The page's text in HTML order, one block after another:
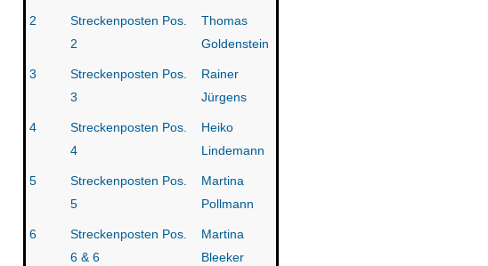
2
Streckenposten Pos.
2
Thomas
Goldenstein
3
Streckenposten Pos.
3
Rainer
Jürgens
4
Streckenposten Pos.
4
Heiko
Lindemann
5
Streckenposten Pos.
5
Martina
Pollmann
6
Streckenposten Pos.
6 & 6
Martina
Bleeker